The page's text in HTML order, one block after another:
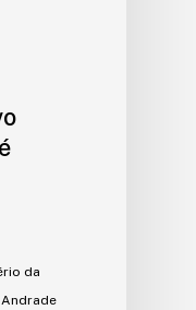
da
Andrade